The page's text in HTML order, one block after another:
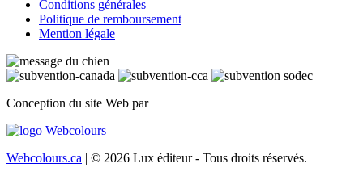
Conditions générales
Politique de remboursement
Mention légale
Conception du site Web par
Webcolours.ca | © 2026 Lux éditeur - Tous droits réservés.